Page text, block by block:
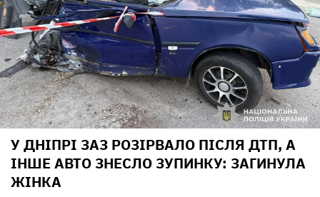
У ДНІПРІ ЗАЗ РОЗІРВАЛО ПІСЛЯ ДТП, А
ІНШЕ АВТО ЗНЕСЛО ЗУПИНКУ: ЗАГИНУЛА
ЖІНКА